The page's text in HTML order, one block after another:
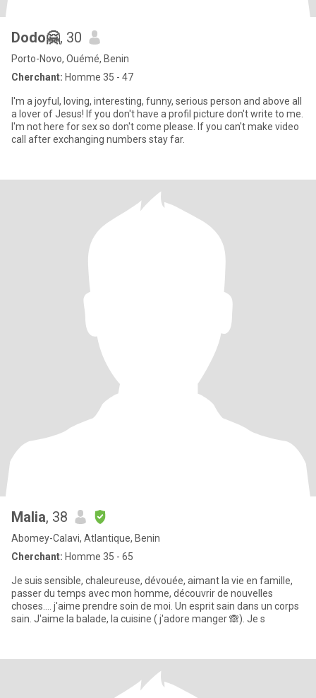
Dodo🤗, 30
Porto-Novo, Ouémé, Benin
Cherchant: Homme 35 - 47
I'm a joyful, loving, interesting, funny, serious person and above all
a lover of Jesus! If you don't have a profil picture don't write to me.
I'm not here for sex so don't come please. If you can't make video
call after exchanging numbers stay far.
Malia, 38
Abomey-Calavi, Atlantique, Benin
Cherchant: Homme 35 - 65
Je suis sensible, chaleureuse, dévouée, aimant la vie en famille,
passer du temps avec mon homme, découvrir de nouvelles
choses.... j'aime prendre soin de moi. Un esprit sain dans un corps
sain. J'aime la balade, la cuisine ( j'adore manger 🙈). Je s